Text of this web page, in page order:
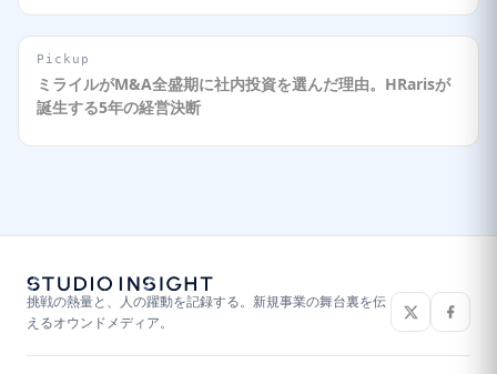
Pickup
ミライルがM&A全盛期に社内投資を選んだ理由。HRarisが
誕生する5年の経営決断
挑戦の熱量と、人の躍動を記録する。新規事業の舞台裏を伝
えるオウンドメディア。